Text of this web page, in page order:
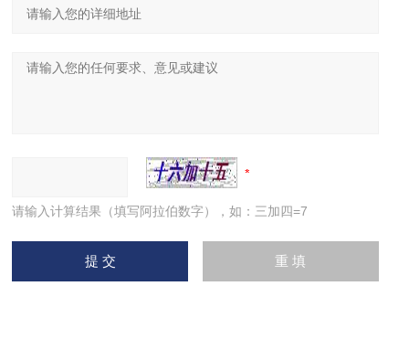
请输入计算结果（填写阿拉伯数字），如：三加四=7